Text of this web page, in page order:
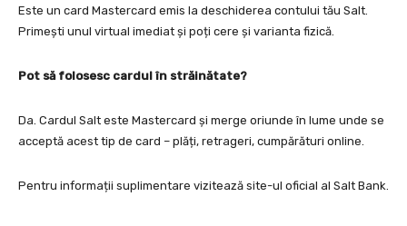
Este un card Mastercard emis la deschiderea contului tău Salt.
Primești unul virtual imediat și poți cere și varianta fizică.
Pot să folosesc cardul în străinătate?
Da. Cardul Salt este Mastercard și merge oriunde în lume unde se
acceptă acest tip de card – plăți, retrageri, cumpărături online.
Pentru informații suplimentare vizitează site-ul oficial al Salt Bank.